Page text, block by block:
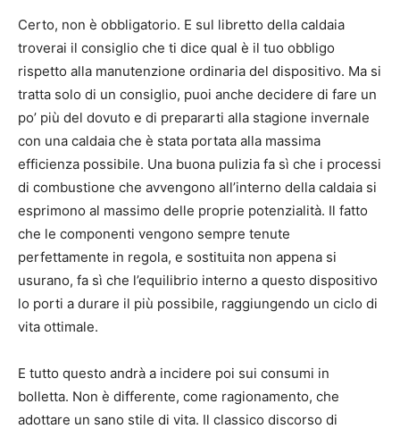
Certo, non è obbligatorio. E sul libretto della caldaia
troverai il consiglio che ti dice qual è il tuo obbligo
rispetto alla manutenzione ordinaria del dispositivo. Ma si
tratta solo di un consiglio, puoi anche decidere di fare un
po’ più del dovuto e di prepararti alla stagione invernale
con una caldaia che è stata portata alla massima
efficienza possibile. Una buona pulizia fa sì che i processi
di combustione che avvengono all’interno della caldaia si
esprimono al massimo delle proprie potenzialità. Il fatto
che le componenti vengono sempre tenute
perfettamente in regola, e sostituita non appena si
usurano, fa sì che l’equilibrio interno a questo dispositivo
lo porti a durare il più possibile, raggiungendo un ciclo di
vita ottimale.
E tutto questo andrà a incidere poi sui consumi in
bolletta. Non è differente, come ragionamento, che
adottare un sano stile di vita. Il classico discorso di